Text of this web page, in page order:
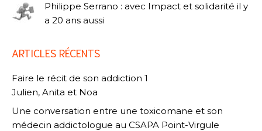
Philippe Serrano : avec Impact et solidarité il y
a 20 ans aussi
ARTICLES RÉCENTS
Faire le récit de son addiction 1
Julien, Anita et Noa
Une conversation entre une toxicomane et son
médecin addictologue au CSAPA Point-Virgule